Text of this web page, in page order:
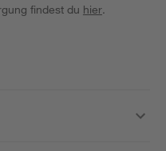
findest du hier.